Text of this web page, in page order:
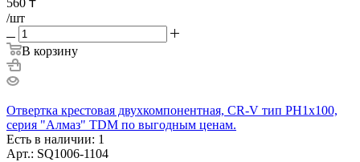
/шт
В корзину
Отвертка крестовая двухкомпонентная, CR-V тип PH1x100,
серия "Алмаз" TDM по выгодным ценам.
Есть в наличии: 1
Арт.: SQ1006-1104